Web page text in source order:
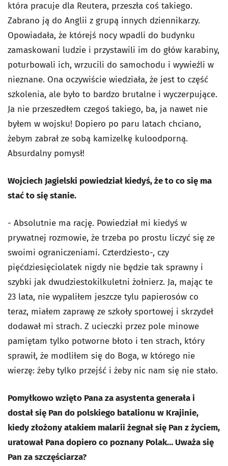
która pracuje dla Reutera, przeszła coś takiego.
Zabrano ją do Anglii z grupą innych dziennikarzy.
Opowiadała, że którejś nocy wpadli do budynku
zamaskowani ludzie i przystawili im do głów karabiny,
poturbowali ich, wrzucili do samochodu i wywieźli w
nieznane. Ona oczywiście wiedziała, że jest to część
szkolenia, ale było to bardzo brutalne i wyczerpujące.
Ja nie przeszedłem czegoś takiego, ba, ja nawet nie
byłem w wojsku! Dopiero po paru latach chciano,
żebym zabrał ze sobą kamizelkę kuloodporną.
Absurdalny pomysł!
Wojciech Jagielski powiedział kiedyś, że to co się ma
stać to się stanie.
- Absolutnie ma rację. Powiedział mi kiedyś w
prywatnej rozmowie, że trzeba po prostu liczyć się ze
swoimi ograniczeniami. Czterdziesto-, czy
pięćdziesięciolatek nigdy nie będzie tak sprawny i
szybki jak dwudziestokilkuletni żołnierz. Ja, mając te
23 lata, nie wypaliłem jeszcze tylu papierosów co
teraz, miałem zaprawę ze szkoły sportowej i skrzydeł
dodawał mi strach. Z ucieczki przez pole minowe
pamiętam tylko potworne błoto i ten strach, który
sprawił, że modliłem się do Boga, w którego nie
wierzę: żeby tylko przejść i żeby nic nam się nie stało.
Pomyłkowo wzięto Pana za asystenta generała i
dostał się Pan do polskiego batalionu w Krajinie,
kiedy złożony atakiem malarii żegnał się Pan z życiem,
uratował Pana dopiero co poznany Polak… Uważa się
Pan za szczęściarza?